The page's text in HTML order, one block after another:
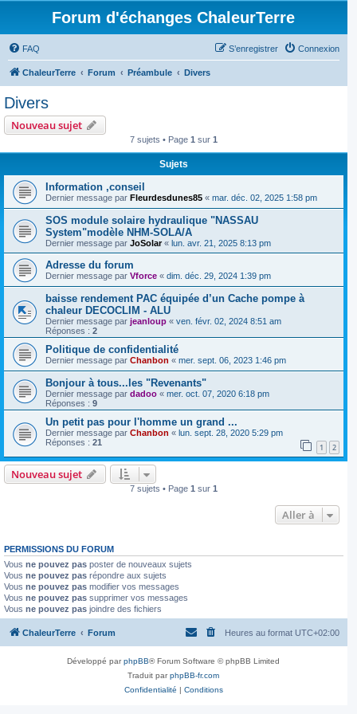
Forum d'échanges ChaleurTerre
FAQ Connexion
S’enregistrer
ChaleurTerre Forum Préambule Divers
Divers
Nouveau sujet
7 sujets • Page 1 sur 1
Sujets
Information ,conseil
Dernier message par Fleurdesdunes85 « mar. déc. 02, 2025 1:58 pm
SOS module solaire hydraulique "NASSAU
System"modèle NHM-SOLA/A
Dernier message par JoSolar« lun. avr. 21, 2025 8:13 pm
Adresse du forum
Dernier message par Vforce « dim. déc. 29, 2024 1:39 pm
baisse rendement PAC équipée d’un Cache pompe à
chaleur DECOCLIM - ALU
Dernier message par jeanloup « ven. févr. 02, 2024 8:51 am
Réponses : 2
Politique de confidentialité
Dernier message par Chanbon « mer. sept. 06, 2023 1:46 pm
Bonjour à tous...les "Revenants"
Dernier message par dadoo « mer. oct. 07, 2020 6:18 pm
Réponses : 9
Un petit pas pour l'homme un grand ...
Dernier message par Chanbon « lun. sept. 28, 2020 5:29 pm
Réponses : 21 1 2
Nouveau sujet
7 sujets • Page 1 sur 1
Aller à
PERMISSIONS DU FORUM
Vous ne pouvez pas poster de nouveaux sujets
Vous ne pouvez pas répondre aux sujets
Vous ne pouvez pas modifier vos messages
Vous ne pouvez pas supprimer vos messages
Vous ne pouvez pas joindre des fichiers
ChaleurTerre Forum Heures au format UTC+02:00
Développé parphpBB® Forum Software © phpBB Limited
Traduit parphpBB-fr.com
Confidentialité | Conditions